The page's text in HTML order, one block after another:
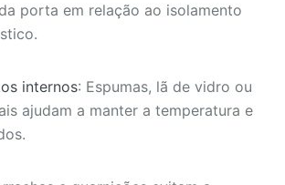
porta em relação ao isolamento
internos: Espumas, lã de vidro ou
ajudam a manter a temperatura e